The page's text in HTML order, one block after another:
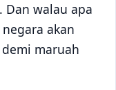
Dan walau apa
akan
maruah